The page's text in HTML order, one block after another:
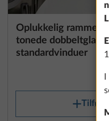
Oplukkelig
tonede dobbeltglas
standardvinduer
Tilføj